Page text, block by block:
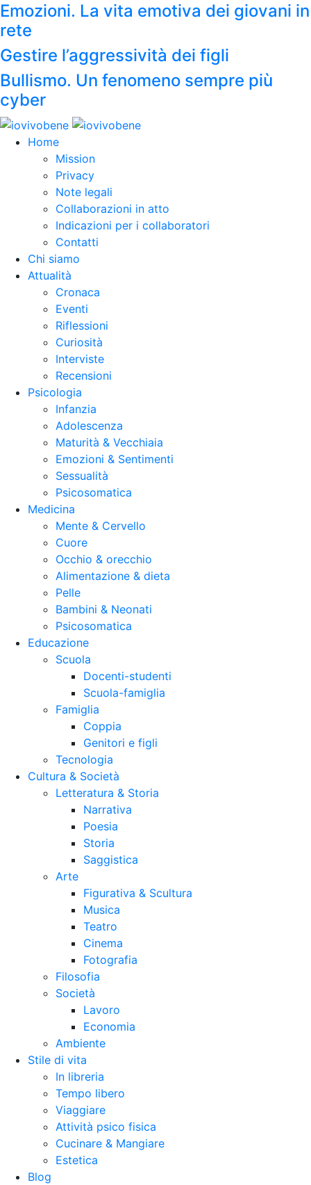
Emozioni. La vita emotiva dei giovani in
rete
Gestire l’aggressività dei figli
Bullismo. Un fenomeno sempre più
cyber
Home
Mission
Privacy
Note legali
Collaborazioni in atto
Indicazioni per i collaboratori
Contatti
Chi siamo
Attualità
Cronaca
Eventi
Riflessioni
Curiosità
Interviste
Recensioni
Psicologia
Infanzia
Adolescenza
Maturità & Vecchiaia
Emozioni & Sentimenti
Sessualità
Psicosomatica
Medicina
Mente & Cervello
Cuore
Occhio & orecchio
Alimentazione & dieta
Pelle
Bambini & Neonati
Psicosomatica
Educazione
Scuola
Docenti-studenti
Scuola-famiglia
Famiglia
Coppia
Genitori e figli
Tecnologia
Cultura & Società
Letteratura & Storia
Narrativa
Poesia
Storia
Saggistica
Arte
Figurativa & Scultura
Musica
Teatro
Cinema
Fotografia
Filosofia
Società
Lavoro
Economia
Ambiente
Stile di vita
In libreria
Tempo libero
Viaggiare
Attività psico fisica
Cucinare & Mangiare
Estetica
Blog